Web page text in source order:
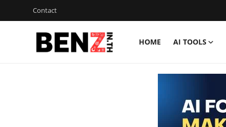
Contact
HOME AI TOOLS